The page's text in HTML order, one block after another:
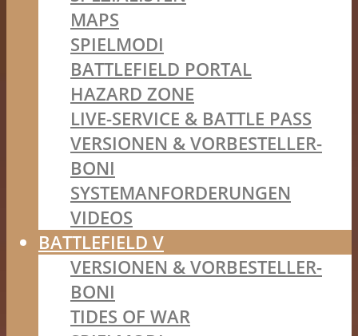
MAPS
SPIELMODI
BATTLEFIELD PORTAL
HAZARD ZONE
LIVE-SERVICE & BATTLE PASS
VERSIONEN & VORBESTELLER-
BONI
SYSTEMANFORDERUNGEN
VIDEOS
BATTLEFIELD V
VERSIONEN & VORBESTELLER-
BONI
TIDES OF WAR